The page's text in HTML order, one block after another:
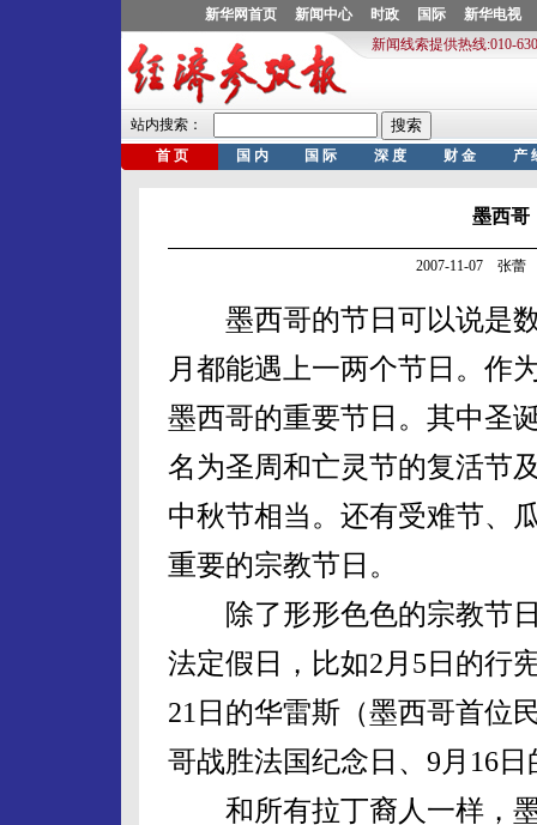
墨西哥
2007-11-07 张蕾
墨西哥的节日可以说是数
月都能遇上一两个节日。作
墨西哥的重要节日。其中圣
名为圣周和亡灵节的复活节
中秋节相当。还有受难节、
重要的宗教节日。
除了形形色色的宗教节日
法定假日，比如2月5日的行
21日的华雷斯（墨西哥首位
哥战胜法国纪念日、9月16
和所有拉丁裔人一样，墨